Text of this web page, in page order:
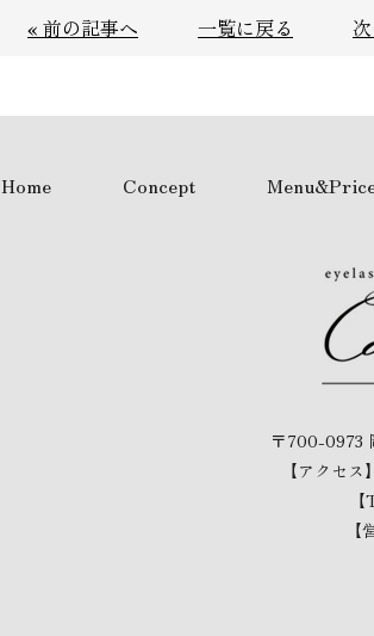
« 前の記事へ 一覧に戻る
Home Concept
〒700-0973
【アクセ